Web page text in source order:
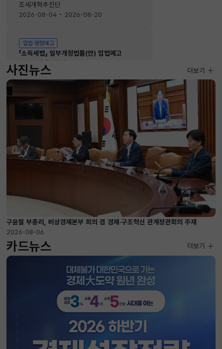
조세개혁추진단
2026-08-04 ~ 2026-08-20
입법·행정예고
「소득세법」 일부개정법률(안) 입법예고
소득법인세정책관
2026-08-04 ~ 2026-08-20
사진뉴스
구윤철 부총리, 비상경제본부 희의 겸 경제·구조혁신 관계장관회의 주재
2026-08-06
사진뉴스
더보기
카드뉴스 더보기